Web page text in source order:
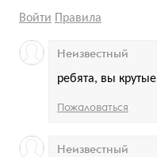
Войти Правила
ребята, вы
Неизвестный
Пожаловаться
Неизвестный